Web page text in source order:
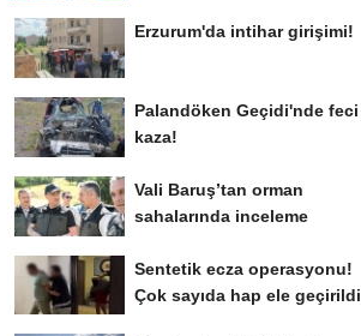
Dadaşlar!"...
Erzurum'da intihar girişimi!
Palandöken Geçidi'nde feci
kaza!
Vali Baruş’tan orman
sahalarında inceleme
Sentetik ecza operasyonu!
Çok sayıda hap ele geçirildi